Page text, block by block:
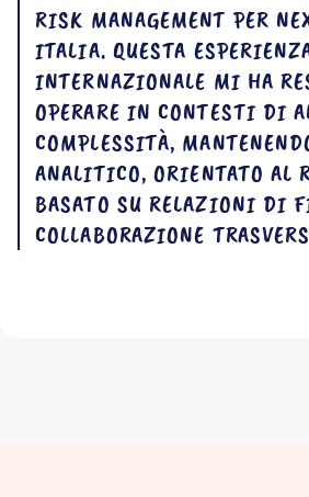
RISK MANAGEMENT PER
ITALIA. QUESTA
INTERNAZIONALE MI HA
OPERARE IN CONTESTI DI
COMPLESSITÀ,
ANALITICO, ORIENTATO AL
BASATO SU RELAZIONI DI
COLLABORAZIONE